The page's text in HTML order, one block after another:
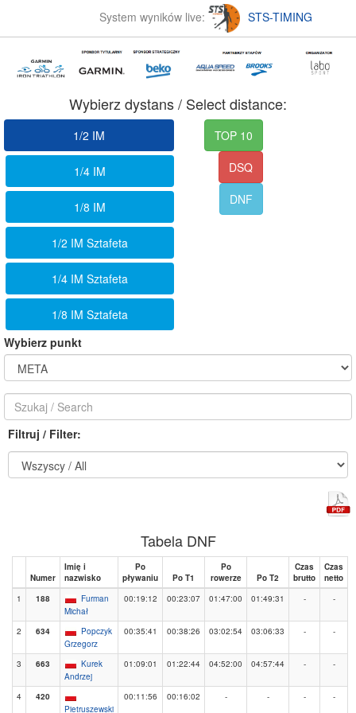
System wyników live: STS-TIMING
Wybierz dystans / Select distance:
1/2 IM
1/4 IM
1/8 IM
1/2 IM Sztafeta
1/4 IM Sztafeta
1/8 IM Sztafeta
TOP 10
DSQ
DNF
Wybierz punkt
Filtruj / Filter:
Tabela DNF
Numer
Imię i
nazwisko
Po
pływaniu
Po T1
Po
rowerze
Po T2
Czas
brutto
Czas
netto
1
188
Furman
Michał
00:19:12 00:23:07 01:47:00 01:49:31 - -
2 634
Popczyk
Grzegorz
00:35:41 00:38:26 03:02:54 03:06:33 - -
3 663
Kurek
Andrzej
01:09:01 01:22:44 04:52:00 04:57:44 - -
4
420
Pietruszewski
00:11:56 00:16:02 - - - -